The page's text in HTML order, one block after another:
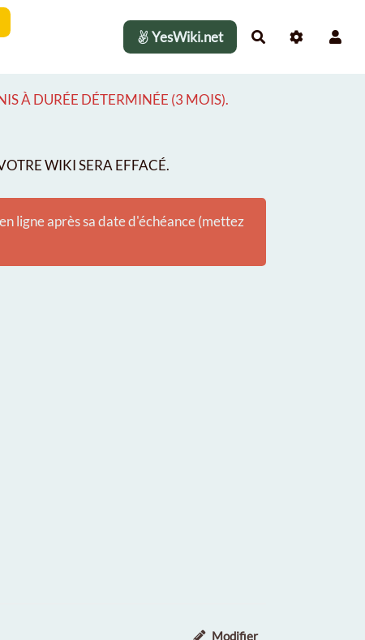
YesWiki.net Rechercher
À DURÉE DÉTERMINÉE (3 MOIS).
WIKI SERA EFFACÉ.
ligne après sa date d'échéance (mettez
Modifier